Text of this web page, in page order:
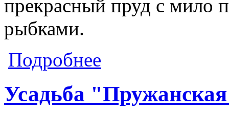
прекрасный пруд с
рыбками.
Подробнее
Усадьба